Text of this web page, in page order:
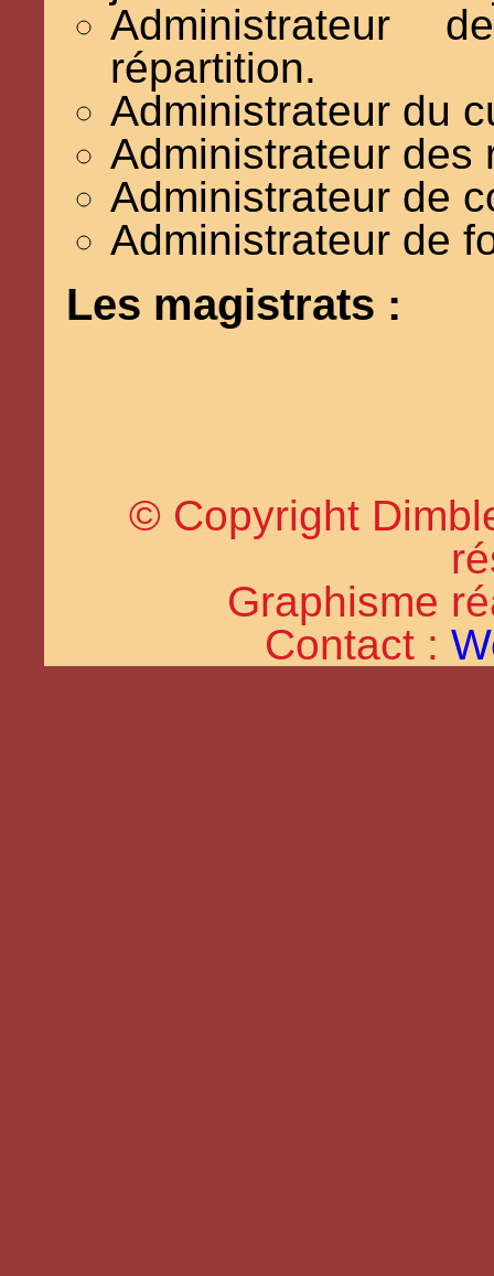
répartition.
Administrateur du
Administrateur des
Administrateur de
Administrateur de
Les magistrats :
© Copyright
Graphisme
Contact :